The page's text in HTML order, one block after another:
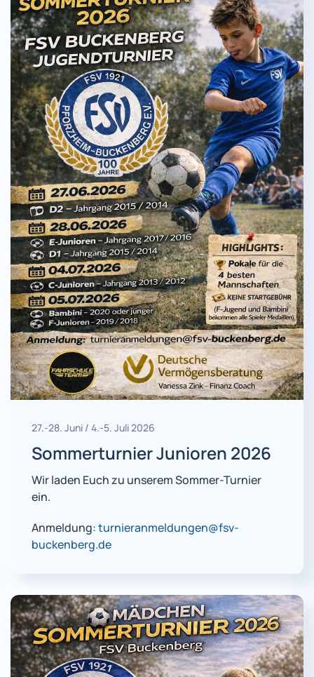
27.-28. Juni / 4.-5. Juli 2026
Sommerturnier Junioren 2026
Wir laden Euch zu unserem Sommer-Turnier
ein.
Anmeldung:turnieranmeldungen@fsv-
buckenberg.de